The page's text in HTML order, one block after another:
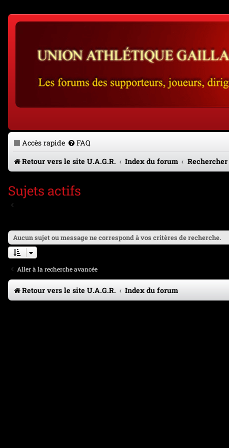
Accès rapide FAQ
Retour vers le site U.A.G.R.
Index du forum Rechercher
Sujets actifs
Aucun sujet ou message ne correspond à vos critères de recherche.
Aller à la recherche avancée
Retour vers le site U.A.G.R. Index du forum